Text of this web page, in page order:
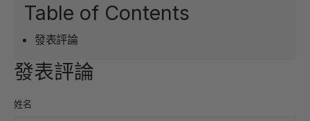
Table of Contents
發表評論
發表評論
姓名